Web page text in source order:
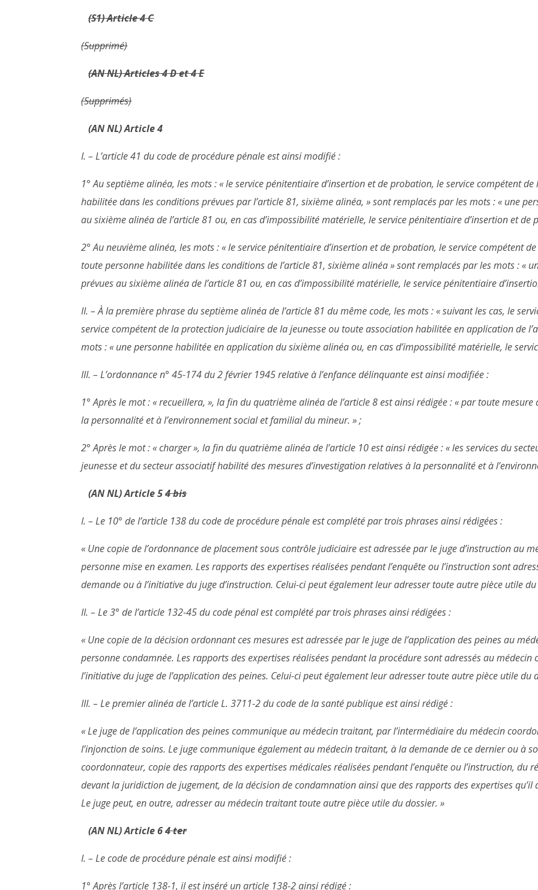
(S1) Article 4 C
(Supprimé)
(AN NL) Articles 4 D et 4 E
(Supprimés)
(AN NL) Article 4
I. – L’article 41 du code de procédure pénale est ainsi modifié :
1° Au septième alinéa, les mots : « le service pénitentiaire d’insertion et de probation, le service compétent
habilitée dans les conditions prévues par l’article 81, sixième alinéa, » sont remplacés par les mots : « une
au sixième alinéa de l’article 81 ou, en cas d’impossibilité matérielle, le service pénitentiaire d’insertion et de
2° Au neuvième alinéa, les mots : « le service pénitentiaire d’insertion et de probation, le service compétent
toute personne habilitée dans les conditions de l’article 81, sixième alinéa » sont remplacés par les mots : «
prévues au sixième alinéa de l’article 81 ou, en cas d’impossibilité matérielle, le service pénitentiaire
II. – À la première phrase du septième alinéa de l’article 81 du même code, les mots : « suivant les cas, le
service compétent de la protection judiciaire de la jeunesse ou toute association habilitée en application de
mots : « une personne habilitée en application du sixième alinéa ou, en cas d’impossibilité matérielle, le
III. – L’ordonnance n° 45-174 du 2 février 1945 relative à l’enfance délinquante est ainsi modifiée :
1° Après le mot : « recueillera, », la fin du quatrième alinéa de l’article 8 est ainsi rédigée : « par toute
la personnalité et à l’environnement social et familial du mineur. » ;
2° Après le mot : « charger », la fin du quatrième alinéa de l’article 10 est ainsi rédigée : « les services du
jeunesse et du secteur associatif habilité des mesures d’investigation relatives à la personnalité et à
(AN NL) Article 54 bis
I. – Le 10° de l’article 138 du code de procédure pénale est complété par trois phrases ainsi rédigées :
« Une copie de l’ordonnance de placement sous contrôle judiciaire est adressée par le juge d’instruction au
personne mise en examen. Les rapports des expertises réalisées pendant l’enquête ou l’instruction sont
demande ou à l’initiative du juge d’instruction. Celui-ci peut également leur adresser toute autre pièce utile
II. – Le 3° de l’article 132-45 du code pénal est complété par trois phrases ainsi rédigées :
« Une copie de la décision ordonnant ces mesures est adressée par le juge de l’application des peines au
personne condamnée. Les rapports des expertises réalisées pendant la procédure sont adressés au
l’initiative du juge de l’application des peines. Celui-ci peut également leur adresser toute autre pièce utile du
III. – Le premier alinéa de l’article L. 3711-2 du code de la santé publique est ainsi rédigé :
« Le juge de l’application des peines communique au médecin traitant, par l’intermédiaire du médecin
l’injonction de soins. Le juge communique également au médecin traitant, à la demande de ce dernier ou à
coordonnateur, copie des rapports des expertises médicales réalisées pendant l’enquête ou l’instruction, du
devant la juridiction de jugement, de la décision de condamnation ainsi que des rapports des expertises qu’il
Le juge peut, en outre, adresser au médecin traitant toute autre pièce utile du dossier. »
(AN NL) Article 64 ter
I. – Le code de procédure pénale est ainsi modifié :
1° Après l’article 138-1, il est inséré un article 138-2 ainsi rédigé :